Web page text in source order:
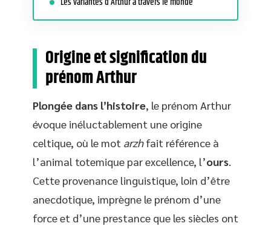
Origine et signification du
prénom Arthur
Plongée dans l’histoire, le prénom Arthur
évoque inéluctablement une origine
celtique, où le mot arzhfait référence à
l’animal totemique par excellence, l’ours.
Cette provenance linguistique, loin d’être
anecdotique, imprègne le prénom d’une
force et d’une prestance que les siècles ont